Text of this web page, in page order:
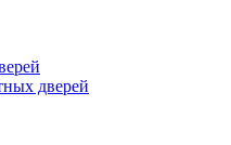
дверей